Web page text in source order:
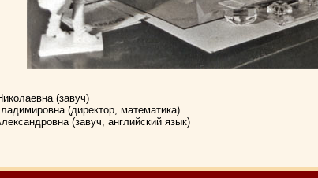
(завуч)
(директор, математика)
(завуч, английский язык)